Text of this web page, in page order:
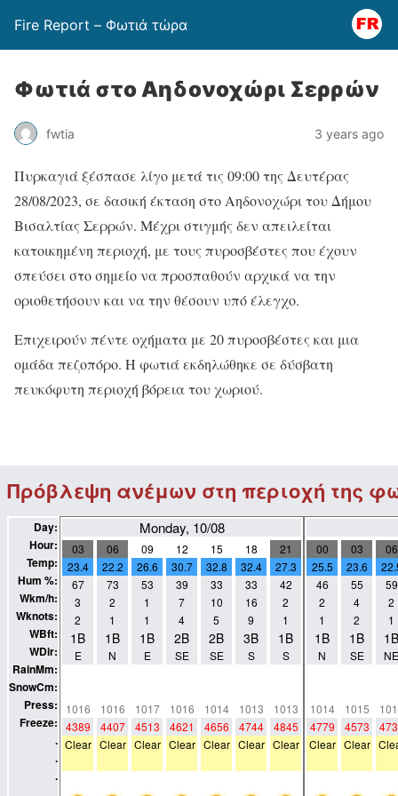
Fire Report – Φωτιά τώρα
Φωτιά στο Αηδονοχώρι Σερρών
fwtia 3 years ago
Πυρκαγιά ξέσπασε λίγο μετά τις 09:00 της Δευτέρας
28/08/2023, σε δασική έκταση στο Αηδονοχώρι του Δήμου
Βισαλτίας Σερρών. Μέχρι στιγμής δεν απειλείται
κατοικημένη περιοχή, με τους πυροσβέστες που έχουν
σπεύσει στο σημείο να προσπαθούν αρχικά να την
οριοθετήσουν και να την θέσουν υπό έλεγχο.
Επιχειρούν πέντε οχήματα με 20 πυροσβέστες και μια
ομάδα πεζοπόρο. Η φωτιά εκδηλώθηκε σε δύσβατη
πευκόφυτη περιοχή βόρεια του χωριού.